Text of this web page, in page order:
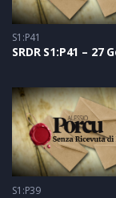
S1:P41
S1:P39